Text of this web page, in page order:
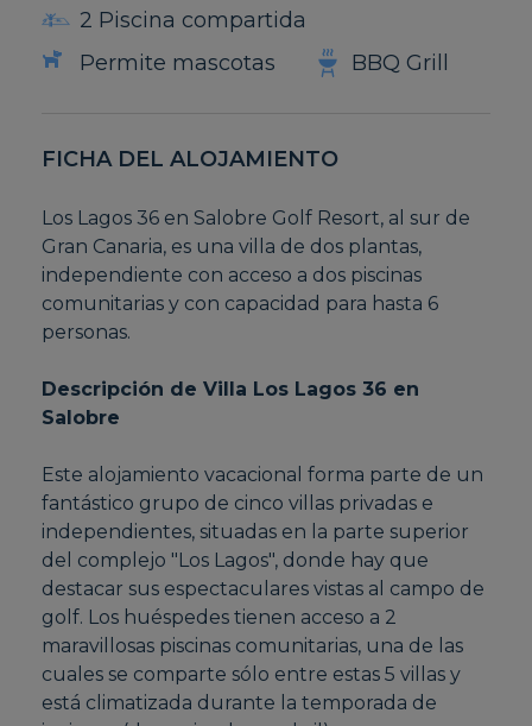
2 Piscina compartida
Permite mascotas
BBQ Grill
FICHA DEL ALOJAMIENTO
Los Lagos 36 en Salobre Golf Resort, al sur de
Gran Canaria, es una villa de dos plantas,
independiente con acceso a dos piscinas
comunitarias y con capacidad para hasta 6
personas.
Descripción de Villa Los Lagos 36 en
Salobre
Este alojamiento vacacional forma parte de un
fantástico grupo de cinco villas privadas e
independientes, situadas en la parte superior
del complejo "Los Lagos", donde hay que
destacar sus espectaculares vistas al campo de
golf. Los huéspedes tienen acceso a 2
maravillosas piscinas comunitarias, una de las
cuales se comparte sólo entre estas 5 villas y
está climatizada durante la temporada de